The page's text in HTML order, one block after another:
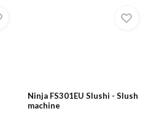
Ninja FS301EU Slushi - Slush
machine